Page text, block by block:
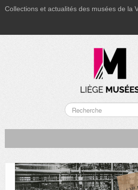
Collections et actualités des musées de la
MUSÉE GRÉTRY